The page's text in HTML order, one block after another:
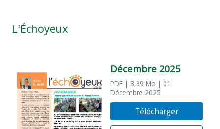
L'Échoyeux
Décembre 2025
PDF | 3,39 Mo | 01
Décembre 2025
Télécharger